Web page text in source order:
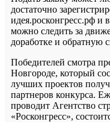
достаточно
идея.росконгресс.рф
можно следить за
доработке и обратную
Победителей смотра
Новгороде, который
лучших проектов
партнеров конкурса.
проводит Агентство
«Росконгресс»,